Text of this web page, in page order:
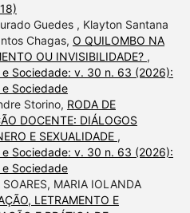
Guedes , Klayton Santana
Chagas, O QUILOMBO NA
OU INVISIBILIDADE? ,
Sociedade: v. 30 n. 63 (2026):
Sociedade
Storino, RODA DE
DOCENTE: DIÁLOGOS
E SEXUALIDADE ,
Sociedade: v. 30 n. 63 (2026):
Sociedade
MARIA IOLANDA
LETRAMENTO E